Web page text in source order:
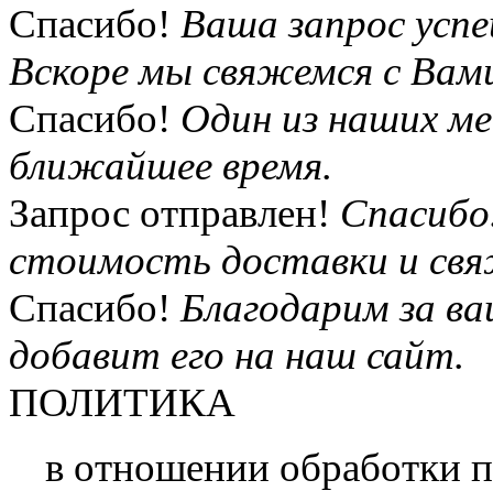
Спасибо! Ваша запрос
Вскоре мы свяжемся с
Спасибо! Один из наших
ближайшее время.
Запрос отправлен!
стоимость доставки и
Спасибо! Благодарим за
добавит его на наш сайт.
ПОЛИТИКА
в отношении обработки